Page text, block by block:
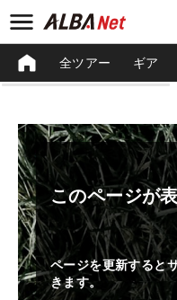
全ツアー ギア
このページが
ページを更新すると
きます。